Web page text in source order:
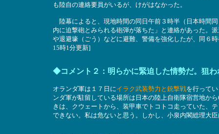
も陸自の連絡要員がいるが、けがはなかった。
陸幕によると、現地時間の同日午前３時半（日本時間
内に迫撃砲とみられる砲弾が落ちた」と連絡があった。
や退避壕（ごう）などに避難、警備を強化したが、同６
15時1分更新]
◆コメント２：明らかに緊迫した情勢だ。狙わ
オランダ軍は１７日にイラク武装勢力と銃撃戦を行って
ンダ軍が駐留している場所は日本の陸上自衛隊宿営地か
きは、クウェートから、装甲車でトコトコ走っていた、
できない。私は危ないと思う。しかし、小泉内閣総理大